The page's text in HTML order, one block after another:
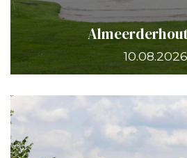
10.08.2026